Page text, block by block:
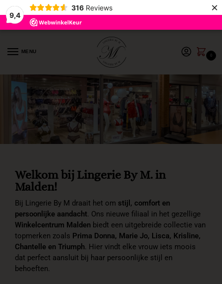
9,4
316 Reviews ×
MENU
0
Welkom bij Lingerie By M. in
Malden!
Bij Lingerie By M draait het om stijl, comfort en
persoonlijke aandacht. Ons nieuwe filiaal in het gezellige
Winkelcentrum Malden biedt een uitgebreide collectie van
topmerken zoals Prima Donna, Marie Jo, Lisca, Krisline,
Chantelle en Triumph. Hier vindt elke vrouw iets moois
dat perfect aansluit bij haar persoonlijke stijl en
behoeften.